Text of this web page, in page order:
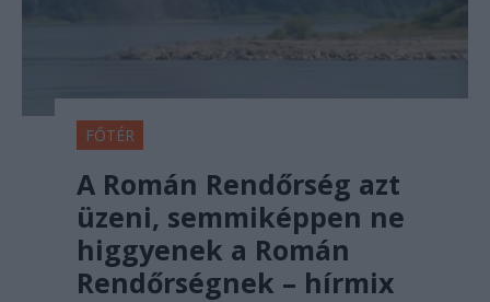
FŐTÉR
A Román Rendőrség azt
üzeni, semmiképpen ne
higgyenek a Román
Rendőrségnek – hírmix